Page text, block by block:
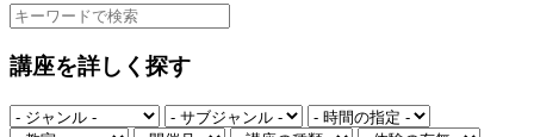
講座を詳しく探す